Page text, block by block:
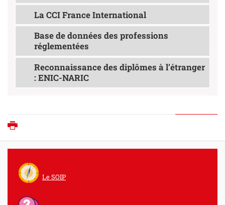
La CCI France International
Base de données des professions
réglementées
Reconnaissance des diplômes à l’étranger
: ENIC-NARIC
Le SOIP